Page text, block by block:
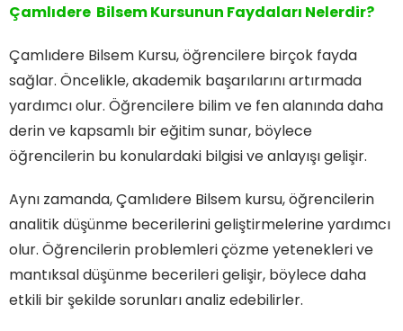
Çamlıdere Bilsem Kursunun Faydaları Nelerdir?
Çamlıdere Bilsem Kursu, öğrencilere birçok fayda
sağlar. Öncelikle, akademik başarılarını artırmada
yardımcı olur. Öğrencilere bilim ve fen alanında daha
derin ve kapsamlı bir eğitim sunar, böylece
öğrencilerin bu konulardaki bilgisi ve anlayışı gelişir.
Aynı zamanda, Çamlıdere Bilsem kursu, öğrencilerin
analitik düşünme becerilerini geliştirmelerine yardımcı
olur. Öğrencilerin problemleri çözme yetenekleri ve
mantıksal düşünme becerileri gelişir, böylece daha
etkili bir şekilde sorunları analiz edebilirler.